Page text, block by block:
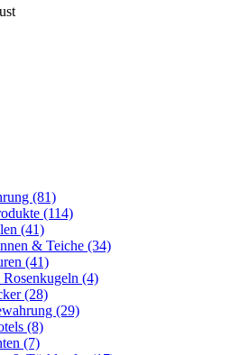
(81)
(114)
(41)
& Teiche (34)
(41)
(4)
(28)
(29)
(8)
(7)